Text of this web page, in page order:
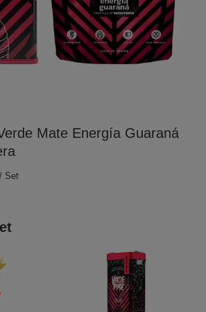
Mate Energía Guaraná
/ Set